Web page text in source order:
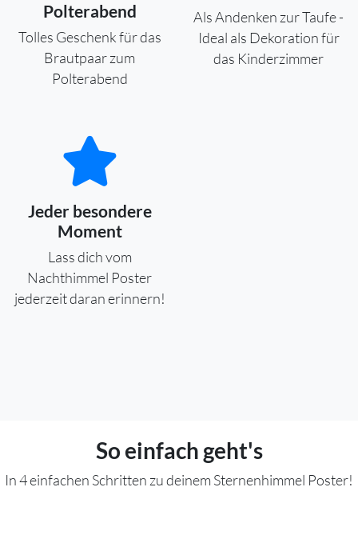
Polterabend
Tolles Geschenk für das
Brautpaar zum
Polterabend
Als Andenken zur Taufe -
Ideal als Dekoration für
das Kinderzimmer
Jeder besondere
Moment
Lass dich vom
Nachthimmel Poster
jederzeit daran erinnern!
So einfach geht's
In 4 einfachen Schritten zu deinem Sternenhimmel Poster!